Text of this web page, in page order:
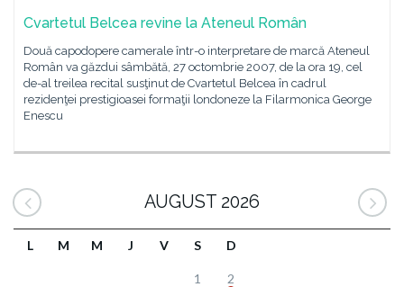
Cvartetul Belcea revine la Ateneul Român
Două capodopere camerale într-o interpretare de marcă Ateneul
Român va găzdui sâmbătă, 27 octombrie 2007, de la ora 19, cel
de-al treilea recital susţinut de Cvartetul Belcea în cadrul
rezidenţei prestigioasei formaţii londoneze la Filarmonica George
Enescu
AUGUST 2026
L M M J V S D
1 2